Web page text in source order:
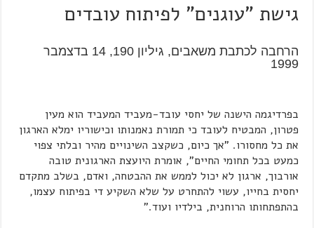
גישת "עוגנים" לפיתוח עובדים
הרחבה לכתבת משאבים, גיליון 190, 14 בדצמבר
1999
בפרדיגמה הישנה של יחסי עובד-מעביד המעביד הוא מעין
פטרון, המבטיח לעובד כי תמורת נאמנותו וכישוריו ימלא הארגון
את כל מחסורו. "אך כיום, כשקצב השינויים מהיר ובלתי צפוי
כמעט בכל תחומי החיים", אומרת היועצת הארגונית טובה
אורבוך, ארגון לא יכול לממש את ההבטחה, ואדם, בשלב מתקדם
יחסית בחייו, עשוי להתחרט על שלא השקיע די בפיתוח עצמו,
בהתפתחותו הרוחנית, בילדיו ועוד."